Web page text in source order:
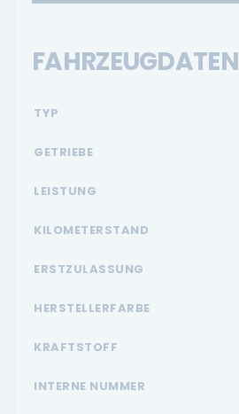
FAHRZEUGDATEN
TYP
GETRIEBE
LEISTUNG
KILOMETERSTAND
ERSTZULASSUNG
HERSTELLERFARBE
KRAFTSTOFF
INTERNE NUMMER